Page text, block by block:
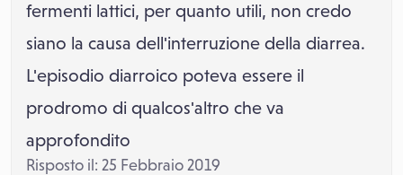
fermenti lattici, per quanto utili, non credo
siano la causa dell'interruzione della diarrea.
L'episodio diarroico poteva essere il
prodromo di qualcos'altro che va
approfondito
Risposto il: 25 Febbraio 2019